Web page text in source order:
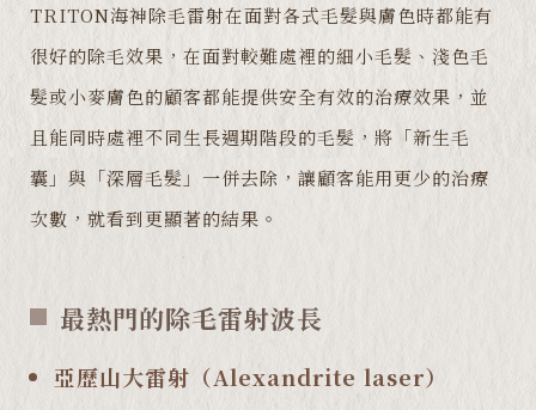
TRITON海神除毛雷射在面對各式毛髮與膚色時都能有
很好的除毛效果，在面對較難處裡的細小毛髮、淺色毛
髮或小麥膚色的顧客都能提供安全有效的治療效果，並
且能同時處裡不同生長週期階段的毛髮，將「新生毛
囊」與「深層毛髮」一併去除，讓顧客能用更少的治療
次數，就看到更顯著的結果。
最熱門的除毛雷射波長
亞歷山大雷射（Alexandrite laser）